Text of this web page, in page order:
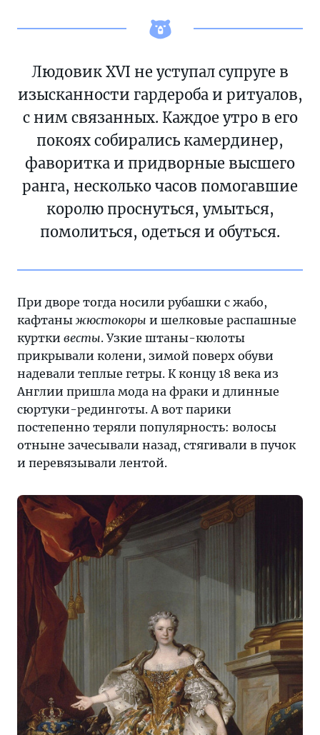
Людовик XVI не уступал супруге в
изысканности гардероба и ритуалов,
с ним связанных. Каждое утро в его
покоях собирались камердинер,
фаворитка и придворные высшего
ранга, несколько часов помогавшие
королю проснуться, умыться,
помолиться, одеться и обуться.
При дворе тогда носили рубашки с жабо,
кафтаны жюстокоры и шелковые распашные
куртки весты. Узкие штаны-кюлоты
прикрывали колени, зимой поверх обуви
надевали теплые гетры. К концу 18 века из
Англии пришла мода на фраки и длинные
сюртуки-рединготы. А вот парики
постепенно теряли популярность: волосы
отныне зачесывали назад, стягивали в пучок
и перевязывали лентой.